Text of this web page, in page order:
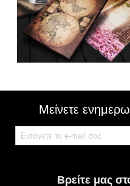
Μείνετε
Βρείτε μας